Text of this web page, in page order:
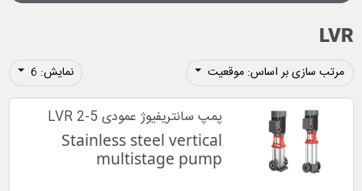
LVR
مرتب سازی بر اساس: موقعیت نمایش: 6
پمپ سانتریفیوژ عمودی LVR 2-5
Stainless steel vertical
multistage pump